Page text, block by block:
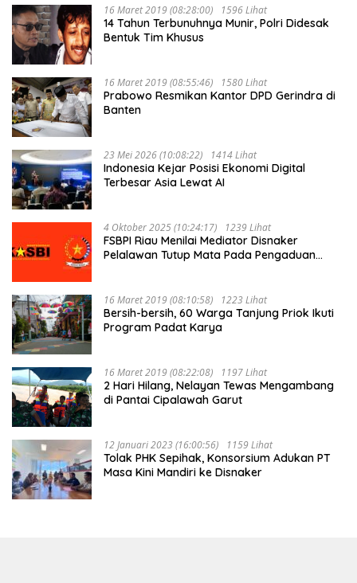
16 Maret 2019 (08:28:00) 1596 Lihat
14 Tahun Terbunuhnya Munir, Polri Didesak
Bentuk Tim Khusus
16 Maret 2019 (08:55:46) 1580 Lihat
Prabowo Resmikan Kantor DPD Gerindra di
Banten
23 Mei 2026 (10:08:22) 1414 Lihat
Indonesia Kejar Posisi Ekonomi Digital
Terbesar Asia Lewat AI
4 Oktober 2025 (10:24:17) 1239 Lihat
FSBPI Riau Menilai Mediator Disnaker
Pelalawan Tutup Mata Pada Pengaduan
16 Maret 2019 (08:10:58) 1223 Lihat
Bersih-bersih, 60 Warga Tanjung Priok Ikuti
Program Padat Karya
16 Maret 2019 (08:22:08) 1197 Lihat
2 Hari Hilang, Nelayan Tewas Mengambang
di Pantai Cipalawah Garut
12 Januari 2023 (16:00:56) 1159 Lihat
Tolak PHK Sepihak, Konsorsium Adukan PT
Masa Kini Mandiri ke Disnaker